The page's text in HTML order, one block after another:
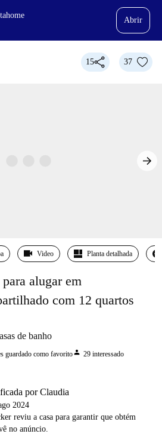
Abrir
15 37
Video Planta detalhada
alugar em
com 12 quartos
de banho
guardado como favoritoperson 29 interessado
por Claudia
2024
reviu a casa para garantir que obtém
no anúncio.